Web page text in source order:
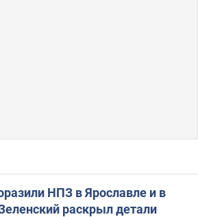
НПЗ в Ярославле и в
раскрыл детали